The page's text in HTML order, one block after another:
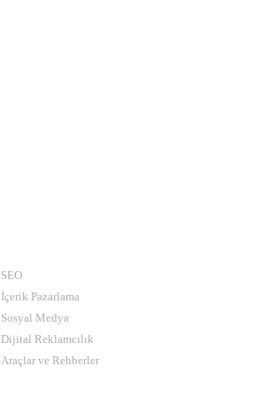
SEO
İçerik Pazarlama
Sosyal Medya
Dijital Reklamcılık
Araçlar ve Rehberler